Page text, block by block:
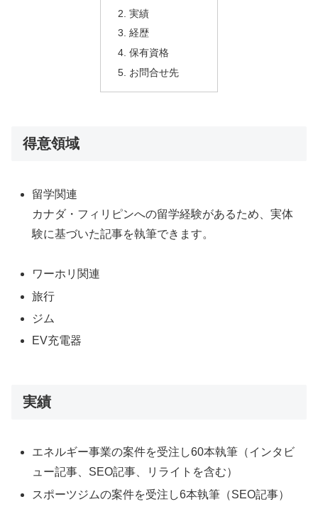
実績
経歴
保有資格
お問合せ先
得意領域
留学関連
カナダ・フィリピンへの留学経験があるため、実体
験に基づいた記事を執筆できます。
ワーホリ関連
旅行
ジム
EV充電器
実績
エネルギー事業の案件を受注し60本執筆（インタビ
ュー記事、SEO記事、リライトを含む）
スポーツジムの案件を受注し6本執筆（SEO記事）